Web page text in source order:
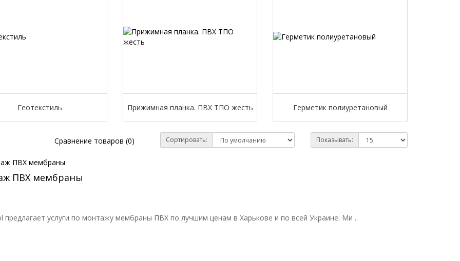
Геотекстиль Прижимная планка. ПВХ ТПО жесть Герметик полиуретановый
Сравнение товаров (0) Сортировать: Показывать:
ПВХ мембраны
предлагает услуги по монтажу мембраны ПВХ по лучшим ценам в Харькове и по всей Украине. Ми ..